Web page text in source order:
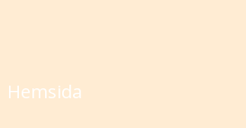
Hemsida